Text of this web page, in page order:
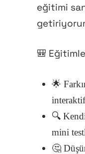
eğitimi
🎒
🌟
🔍
mini
🤔